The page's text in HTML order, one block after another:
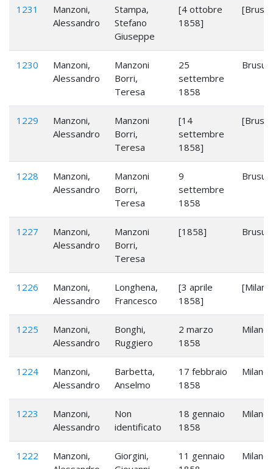
1231
Manzoni,
Alessandro
Stampa,
Stefano
Giuseppe
[4 ottobre
1858]
1230
Manzoni,
Alessandro
Manzoni
Borri,
Teresa
25
settembre
1858
1229
Manzoni,
Alessandro
Manzoni
Borri,
Teresa
[14
settembre
1858]
1228
Manzoni,
Alessandro
Manzoni
Borri,
Teresa
9
settembre
1858
1227
Manzoni,
Alessandro
Manzoni
Borri,
Teresa
[1858]
1226
Manzoni,
Alessandro
Longhena,
Francesco
[3 aprile
1858]
1225
Manzoni,
Alessandro
Bonghi,
Ruggiero
2 marzo
1858
Milano
1224
Manzoni,
Alessandro
Barbetta,
Anselmo
17 febbraio
1858
Milano
1223
Manzoni,
Alessandro
Non
identificato
18 gennaio
1858
Milano
1222
Manzoni,
Giorgini,
11 gennaio
Milano